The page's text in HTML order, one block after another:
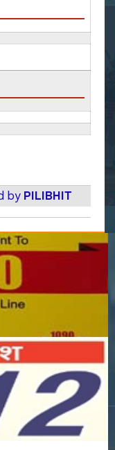
by PILIBHIT